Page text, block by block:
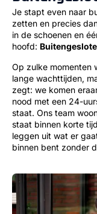
Je stapt even naar
zetten en precies
in de schoenen en
hoofd:
Op zulke momenten
lange wachttijden,
zegt: we komen
nood met een 24-
staat. Ons team
staat binnen korte
leggen uit wat er
binnen bent zonder